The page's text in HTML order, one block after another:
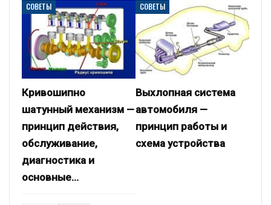
СОВЕТЫ
Кривошипно
шатунный механизм —
принцип действия,
обслуживание,
диагностика и
основные…
СОВЕТЫ
Выхлопная система
автомобиля —
принцип работы и
схема устройства